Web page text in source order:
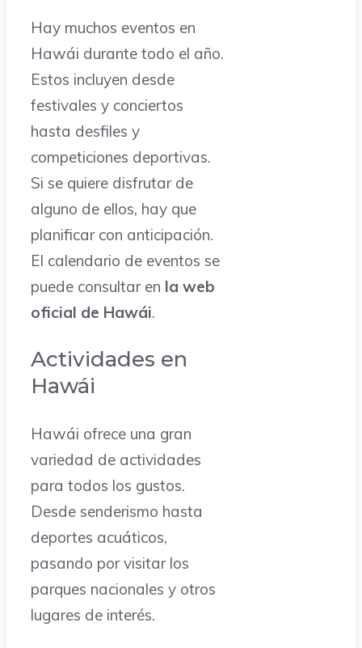
Hay muchos eventos en
Hawái durante todo el año.
Estos incluyen desde
festivales y conciertos
hasta desfiles y
competiciones deportivas.
Si se quiere disfrutar de
alguno de ellos, hay que
planificar con anticipación.
El calendario de eventos se
puede consultar en la web
oficial de Hawái.
Actividades en
Hawái
Hawái ofrece una gran
variedad de actividades
para todos los gustos.
Desde senderismo hasta
deportes acuáticos,
pasando por visitar los
parques nacionales y otros
lugares de interés.